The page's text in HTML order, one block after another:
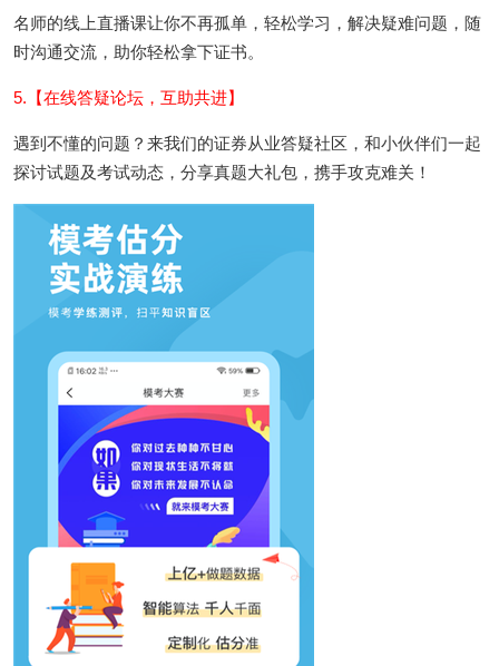
名师的线上直播课让你不再孤单，轻松学习，解决疑难问题，随
时沟通交流，助你轻松拿下证书。
5.【在线答疑论坛，互助共进】
遇到不懂的问题？来我们的证券从业答疑社区，和小伙伴们一起
探讨试题及考试动态，分享真题大礼包，携手攻克难关！